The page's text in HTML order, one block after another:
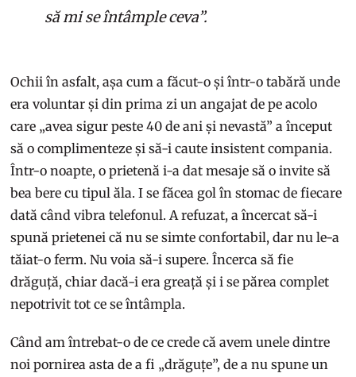
să mi se întâmple ceva”.
Ochii în asfalt, așa cum a făcut-o și într-o tabără unde
era voluntar și din prima zi un angajat de pe acolo
care „avea sigur peste 40 de ani și nevastă” a început
să o complimenteze și să-i caute insistent compania.
Într-o noapte, o prietenă i-a dat mesaje să o invite să
bea bere cu tipul ăla. I se făcea gol în stomac de fiecare
dată când vibra telefonul. A refuzat, a încercat să-i
spună prietenei că nu se simte confortabil, dar nu le-a
tăiat-o ferm. Nu voia să-i supere. Încerca să fie
drăguță, chiar dacă-i era greață și i se părea complet
nepotrivit tot ce se întâmpla.
Când am întrebat-o de ce crede că avem unele dintre
noi pornirea asta de a fi „drăguțe”, de a nu spune un